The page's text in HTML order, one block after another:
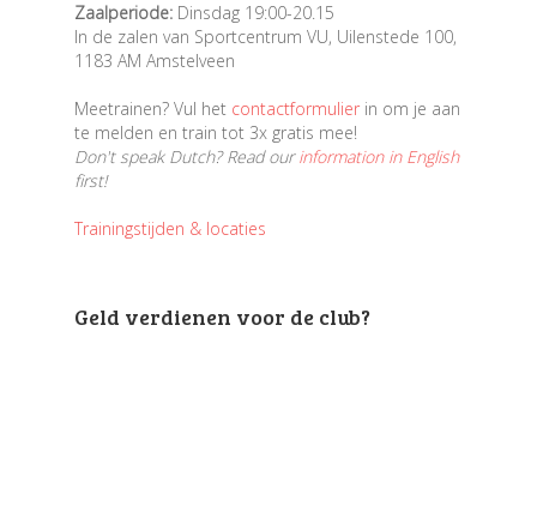
Zaalperiode:Dinsdag 19:00-20.15
In de zalen van Sportcentrum VU, Uilenstede 100,
1183 AM Amstelveen
Meetrainen? Vul het contactformulierin om je aan
te melden en train tot 3x gratis mee!
Don't speak Dutch? Read ourinformation in English
first!
Trainingstijden & locaties
Geld verdienen voor de club?